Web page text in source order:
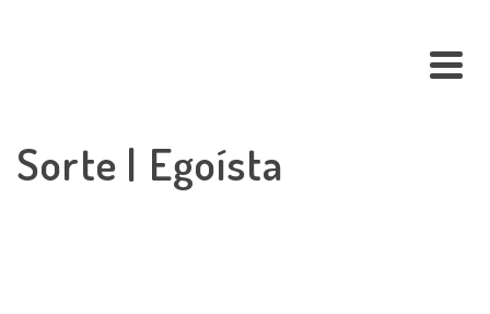
Sorte | Egoísta